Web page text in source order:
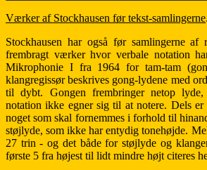
Værker af Stockhausen før tekst-samlingerne.
Stockhausen har også før samlingerne af
frembragt værker hvor verbale notation
Mikrophonie I fra 1964 for tam-tam
klangregissør beskrives gong-lydene med
til dybt. Gongen frembringer netop
notation ikke egner sig til at notere. Dels
noget som skal fornemmes i forhold til
støjlyde, som ikke har entydig tonehøjde.
27 trin - og det både for støjlyde og
første 5 fra højest til lidt mindre højt citeres